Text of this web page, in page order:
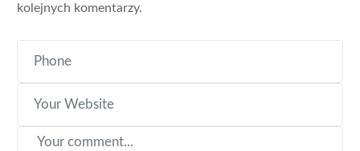
kolejnych komentarzy.